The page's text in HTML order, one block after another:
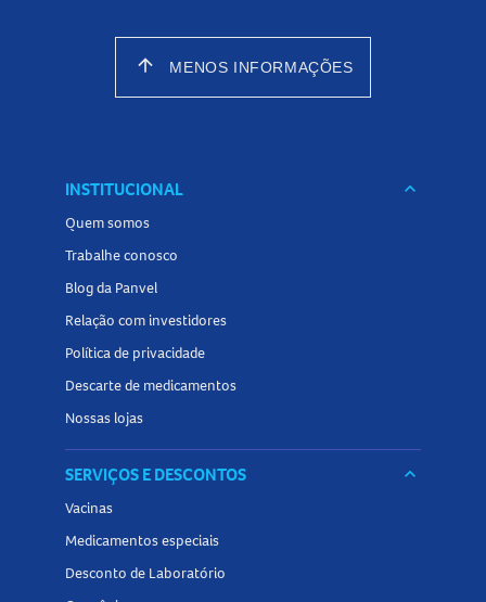
arrow_upward MENOS INFORMAÇÕES
INSTITUCIONAL keyboard_arrow_down
Quem somos
Trabalhe conosco
Blog da Panvel
Relação com investidores
Política de privacidade
Descarte de medicamentos
Nossas lojas
SERVIÇOS E DESCONTOS keyboard_arrow_down
Vacinas
Medicamentos especiais
Desconto de Laboratório